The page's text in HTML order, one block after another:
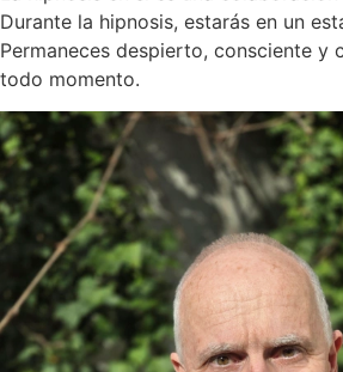
Durante la hipnosis, estarás en un
Permaneces despierto, consciente y
todo momento.